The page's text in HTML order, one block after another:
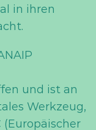
in ihren
und ist an
Werkzeug,
(Europäischer